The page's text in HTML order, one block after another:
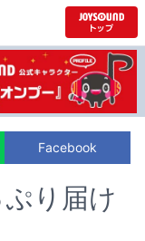
Facebook
り届け